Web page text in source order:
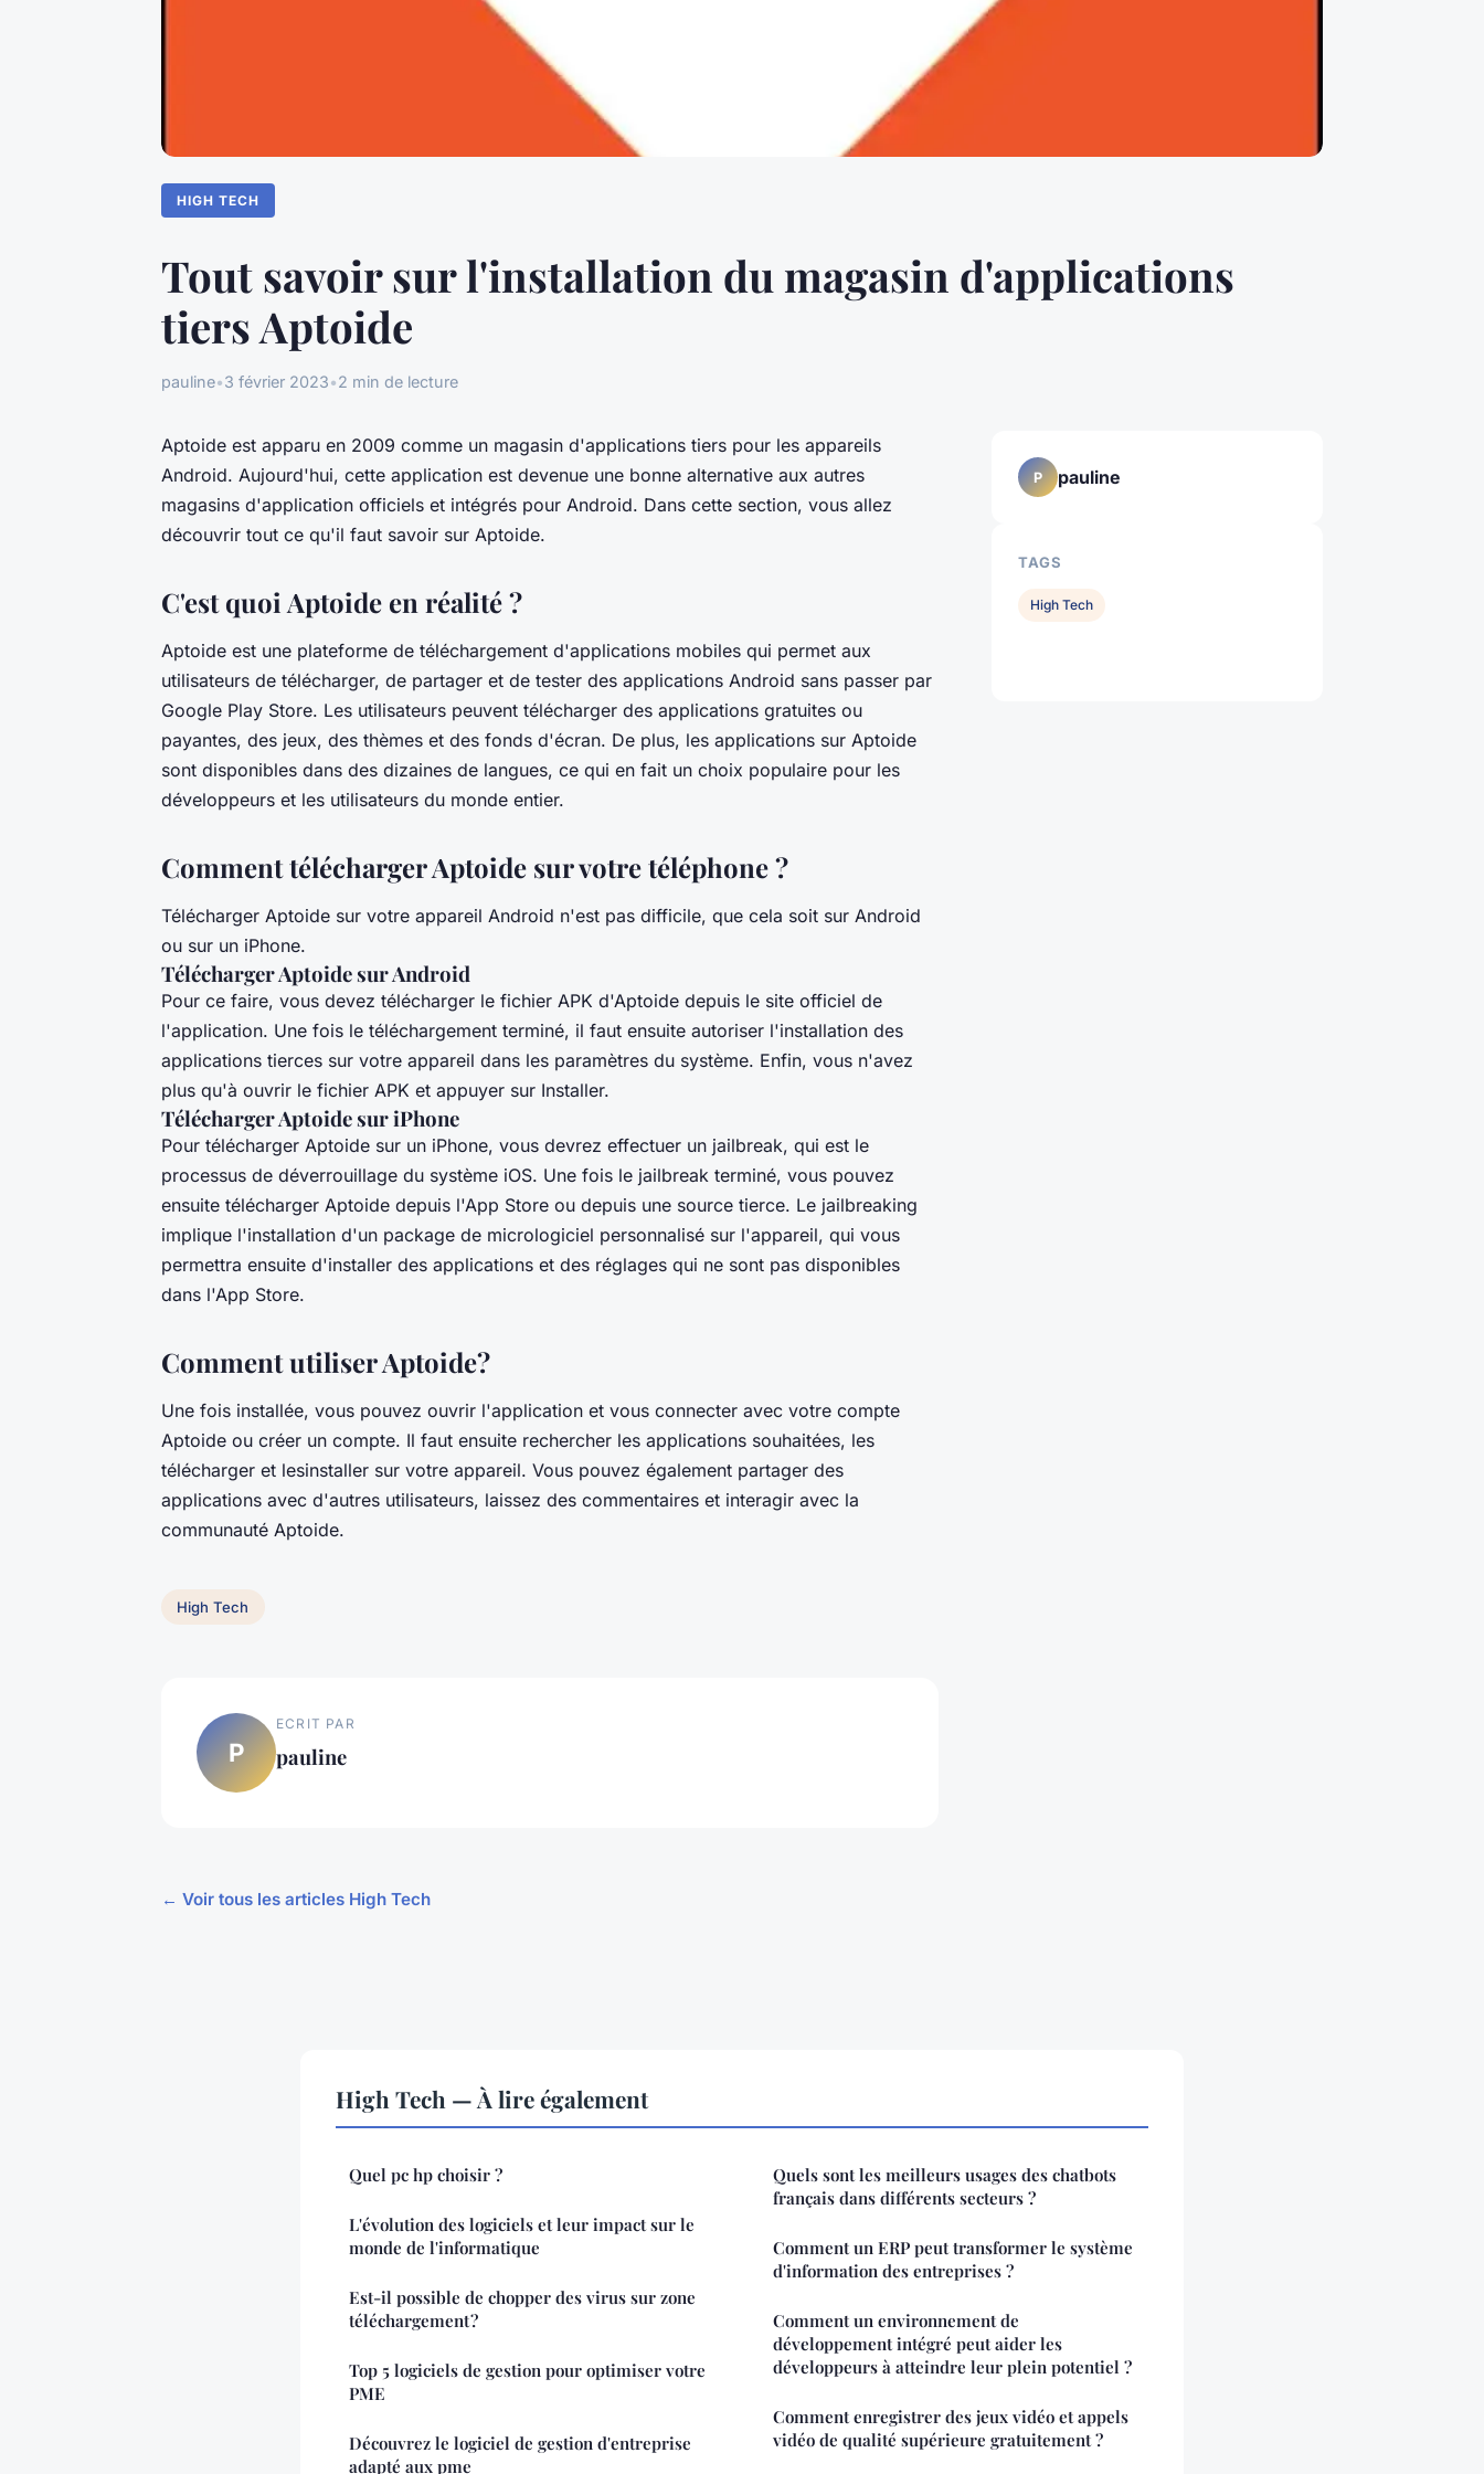
HIGH TECH
Tout savoir sur l'installation du magasin d'applications
tiers Aptoide
pauline•3 février 2023•2 min de lecture
Aptoide est apparu en 2009 comme un magasin d'applications tiers pour les appareils
Android. Aujourd'hui, cette application est devenue une bonne alternative aux autres
magasins d'application officiels et intégrés pour Android. Dans cette section, vous allez
découvrir tout ce qu'il faut savoir sur Aptoide.
C'est quoi Aptoide en réalité ?
Aptoide est une plateforme de téléchargement d'applications mobiles qui permet aux
utilisateurs de télécharger, de partager et de tester des applications Android sans passer par
Google Play Store. Les utilisateurs peuvent télécharger des applications gratuites ou
payantes, des jeux, des thèmes et des fonds d'écran. De plus, les applications sur Aptoide
sont disponibles dans des dizaines de langues, ce qui en fait un choix populaire pour les
développeurs et les utilisateurs du monde entier.
Comment télécharger Aptoide sur votre téléphone ?
Télécharger Aptoide sur votre appareil Android n'est pas difficile, que cela soit sur Android
ou sur un iPhone.
Télécharger Aptoide sur Android
Pour ce faire, vous devez télécharger le fichier APK d'Aptoide depuis le site officiel de
l'application. Une fois le téléchargement terminé, il faut ensuite autoriser l'installation des
applications tierces sur votre appareil dans les paramètres du système. Enfin, vous n'avez
plus qu'à ouvrir le fichier APK et appuyer sur Installer.
Télécharger Aptoide sur iPhone
Pour télécharger Aptoide sur un iPhone, vous devrez effectuer un jailbreak, qui est le
processus de déverrouillage du système iOS. Une fois le jailbreak terminé, vous pouvez
ensuite télécharger Aptoide depuis l'App Store ou depuis une source tierce. Le jailbreaking
implique l'installation d'un package de micrologiciel personnalisé sur l'appareil, qui vous
permettra ensuite d'installer des applications et des réglages qui ne sont pas disponibles
dans l'App Store.
Comment utiliser Aptoide?
Une fois installée, vous pouvez ouvrir l'application et vous connecter avec votre compte
Aptoide ou créer un compte. Il faut ensuite rechercher les applications souhaitées, les
télécharger et lesinstaller sur votre appareil. Vous pouvez également partager des
applications avec d'autres utilisateurs, laissez des commentaires et interagir avec la
communauté Aptoide.
High Tech
P
ECRIT PAR
pauline
← Voir tous les articles High Tech
P pauline
TAGS
High Tech
High Tech — À lire également
Quel pc hp choisir ?
L'évolution des logiciels et leur impact sur le
monde de l'informatique
Est-il possible de chopper des virus sur zone
téléchargement ?
Top 5 logiciels de gestion pour optimiser votre
PME
Découvrez le logiciel de gestion d'entreprise
adapté aux pme
Quels sont les meilleurs usages des chatbots
français dans différents secteurs ?
Comment un ERP peut transformer le système
d'information des entreprises ?
Comment un environnement de
développement intégré peut aider les
développeurs à atteindre leur plein potentiel ?
Comment enregistrer des jeux vidéo et appels
vidéo de qualité supérieure gratuitement ?